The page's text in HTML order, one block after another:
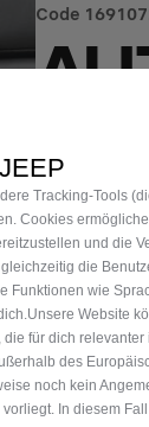
Code
H
52,93
P
r
i
-
Tracking‑Tools
Cookies
und die
die
Funktionen wie
Website
für dich
des
noch kein
In diesem